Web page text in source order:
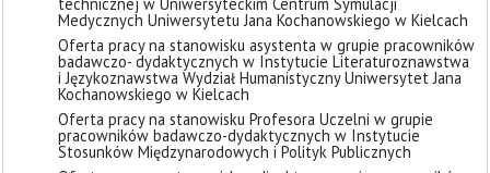
Medycznych Uniwersytetu Jana Kochanowskiego w Kielcach
Oferta pracy na stanowisku asystenta w grupie pracowników
badawczo- dydaktycznych w Instytucie Literaturoznawstwa
i Językoznawstwa Wydział Humanistyczny Uniwersytet Jana
Kochanowskiego w Kielcach
Oferta pracy na stanowisku Profesora Uczelni w grupie
pracowników badawczo-dydaktycznych w Instytucie
Stosunków Międzynarodowych i Polityk Publicznych